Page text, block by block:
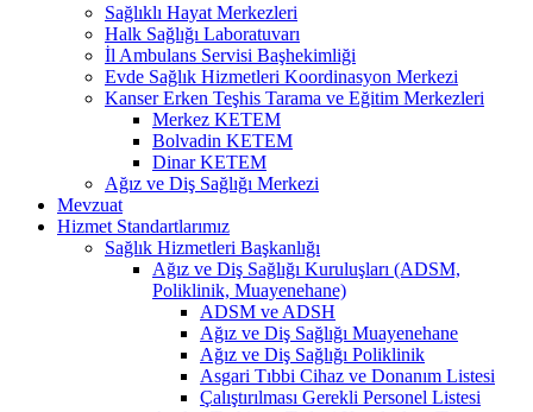
Sağlıklı Hayat Merkezleri
Halk Sağlığı Laboratuvarı
İl Ambulans Servisi Başhekimliği
Evde Sağlık Hizmetleri Koordinasyon Merkezi
Kanser Erken Teşhis Tarama ve Eğitim Merkezleri
Merkez KETEM
Bolvadin KETEM
Dinar KETEM
Ağız ve Diş Sağlığı Merkezi
Mevzuat
Hizmet Standartlarımız
Sağlık Hizmetleri Başkanlığı
Ağız ve Diş Sağlığı Kuruluşları (ADSM,
Poliklinik, Muayenehane)
ADSM ve ADSH
Ağız ve Diş Sağlığı Muayenehane
Ağız ve Diş Sağlığı Poliklinik
Asgari Tıbbi Cihaz ve Donanım Listesi
Çalıştırılması Gerekli Personel Listesi